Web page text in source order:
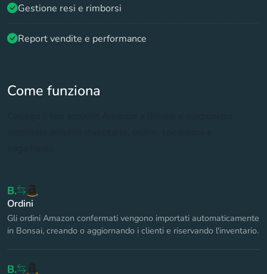
Gestione resi e rimborsi
Report vendite e performance
Come funziona
B.
Ordini
Gli ordini Amazon confermati vengono importati automaticamente
in Bonsai, creando o aggiornando i clienti e riservando l'inventario.
B.